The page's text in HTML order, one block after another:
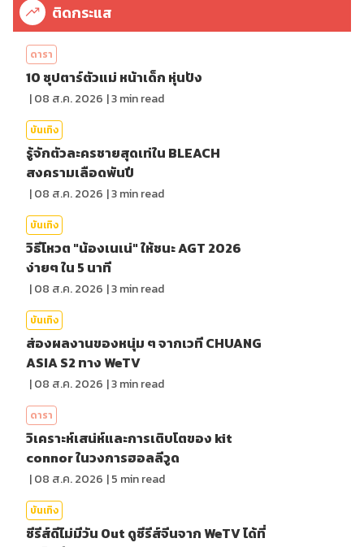
ติดกระแส
ดารา
10 ซุปตาร์ตัวแม่ หน้าเด็ก หุ่นปัง
|08 ส.ค. 2026 |3min read
บันเทิง
รู้จักตัวละครชายสุดเท่ใน BLEACH
สงครามเลือดพันปี
|08 ส.ค. 2026 |3min read
บันเทิง
วิธีโหวต "น้องเนเน่" ให้ชนะ AGT 2026
ง่ายๆ ใน 5 นาที
|08 ส.ค. 2026 |3min read
บันเทิง
ส่องผลงานของหนุ่ม ๆ จากเวที CHUANG
ASIA S2 ทาง WeTV
|08 ส.ค. 2026 |3min read
ดารา
วิเคราะห์เสน่ห์และการเติบโตของ kit
connor ในวงการฮอลลีวูด
|08 ส.ค. 2026 |5 min read
บันเทิง
ซีรีส์ดีไม่มีวัน Out ดูซีรีส์จีนจาก WeTV ได้ที่